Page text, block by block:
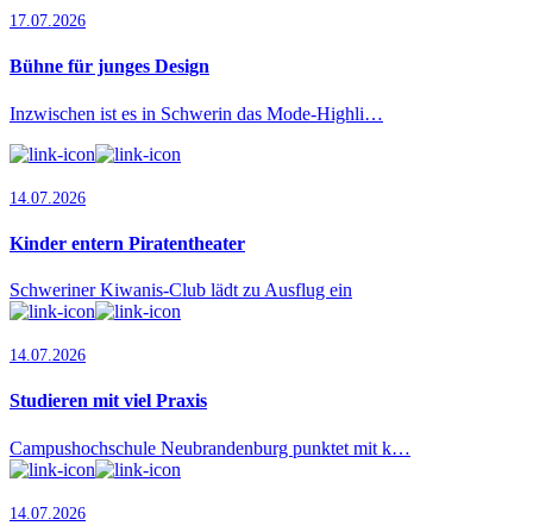
17.07.2026
Bühne für junges Design
Inzwischen ist es in Schwerin das Mode-Highli…
14.07.2026
Kinder entern Piratentheater
Schweriner Kiwanis-Club lädt zu Ausflug ein
14.07.2026
Studieren mit viel Praxis
Campushochschule Neubrandenburg punktet mit k…
14.07.2026